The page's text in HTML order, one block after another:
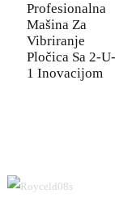
Profesionalna
Mašina Za
Vibriranje
Pločica Sa 2-U-
1 Inovacijom